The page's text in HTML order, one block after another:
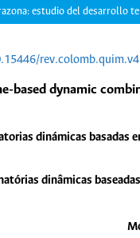
estudio del desarrollo